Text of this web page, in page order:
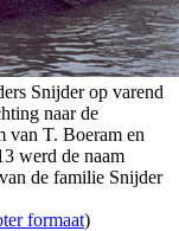
Snijder op varend
naar de
van T. Boeram en
werd de naam
de familie Snijder
formaat)